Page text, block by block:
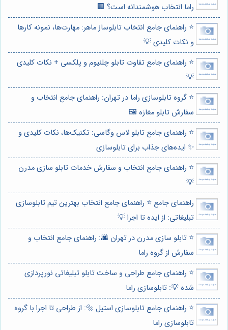
راما انتخاب هوشمندانه است؟ 🏢
⭐️ راهنمای جامع انتخاب تابلوساز ماهر: مهارت‌ها، نمونه کارها
و نکات کلیدی 💡
⭐️ راهنمای جامع تفاوت تابلو چلنیوم و پلکسی + نکات کلیدی
💡
⭐️ گروه تابلوسازی راما در تهران: راهنمای جامع انتخاب و
سفارش تابلو مغازه 🖼️
⭐️ راهنمای جامع تابلو لاس وگاسی: تکنیک‌ها، نکات کلیدی و
✨ ایده‌های جذاب برای تابلوسازی
⭐️ راهنمای جامع انتخاب و سفارش خدمات تابلو سازی مدرن
💡
راهنمای جامع ⭐️ راهنمای جامع انتخاب بهترین تیم تابلوسازی
تبلیغاتی: از ایده تا اجرا 💡
⭐️ تابلو سازی مدرن در تهران 🌆: راهنمای جامع انتخاب و
سفارش از گروه راما
⭐️ راهنمای جامع طراحی و ساخت تابلو تبلیغاتی نورپردازی
شده 💡: تابلوسازی راما
⭐️ راهنمای جامع تابلوسازی استیل 🔩: از طراحی تا اجرا با گروه
تابلوسازی راما